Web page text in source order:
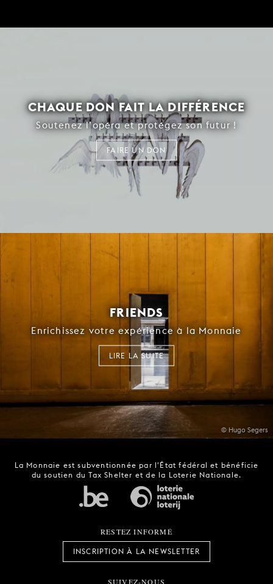
CHAQUE DON FAIT LA DIFFÉRENCE
Soutenez l’opéra et protégez son futur !
FAIRE UN DON
© Hugo Segers
FRIENDS
Enrichissez votre expérience à la Monnaie
LIRE LA SUITE
La Monnaie est subventionnée par l'État fédéral et bénéficie
du soutien du Tax Shelter et de la Loterie Nationale.
RESTEZ INFORMÉ
INSCRIPTION À LA NEWSLETTER
SUIVEZ-NOUS